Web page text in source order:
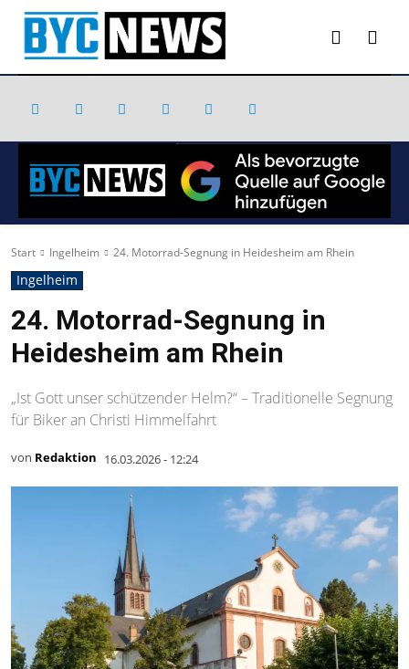
Start Ingelheim 24. Motorrad-Segnung in Heidesheim am Rhein
Ingelheim
24. Motorrad-Segnung in
Heidesheim am Rhein
„Ist Gott unser schützender Helm?“ – Traditionelle Segnung
für Biker an Christi Himmelfahrt
von Redaktion 16.03.2026 - 12:24